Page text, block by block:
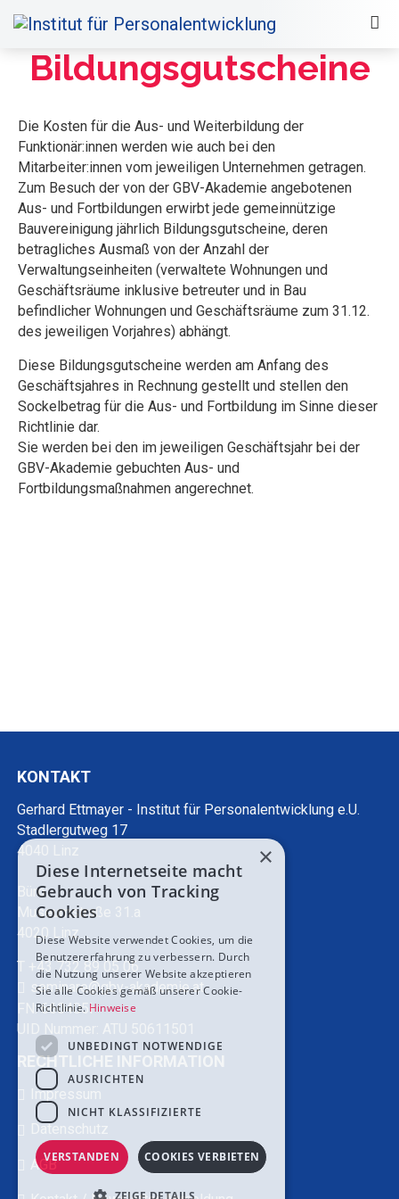
Bildungsgutscheine
Die Kosten für die Aus- und Weiterbildung der
Funktionär:innen werden wie auch bei den
Mitarbeiter:innen vom jeweiligen Unternehmen getragen.
Zum Besuch der von der GBV-Akademie angebotenen
Aus- und Fortbildungen erwirbt jede gemeinnützige
Bauvereinigung jährlich Bildungsgutscheine, deren
betragliches Ausmaß von der Anzahl der
Verwaltungseinheiten (verwaltete Wohnungen und
Geschäftsräume inklusive betreuter und in Bau
befindlicher Wohnungen und Geschäftsräume zum 31.12.
des jeweiligen Vorjahres) abhängt.
Diese Bildungsgutscheine werden am Anfang des
Geschäftsjahres in Rechnung gestellt und stellen den
Sockelbetrag für die Aus- und Fortbildung im Sinne dieser
Richtlinie dar.
Sie werden bei den im jeweiligen Geschäftsjahr bei der
GBV-Akademie gebuchten Aus- und
Fortbildungsmaßnahmen angerechnet.
KONTAKT
Gerhard Ettmayer - Institut für Personalentwicklung e.U.
Stadlergutweg 17
4040 Linz
Büro:
Museumstraße 31.a
4020 Linz
T +43 732 89 05 06
seminare@gbv-akademie.at
FN: 660405i
UID Nummer: ATU 50611501
RECHTLICHE INFORMATION
Impressum
Datenschutz
AGB
×
Diese Internetseite macht
Gebrauch von Tracking
Cookies
Diese Website verwendet Cookies, um die
Benutzererfahrung zu verbessern. Durch
die Nutzung unserer Website akzeptieren
Sie alle Cookies gemäß unserer Cookie-
Richtlinie.Hinweise
UNBEDINGT NOTWENDIGE
AUSRICHTEN
NICHT KLASSIFIZIERTE
VERSTANDEN COOKIES VERBIETEN
ZEIGE DETAILS